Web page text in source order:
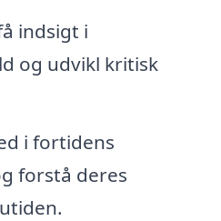
indsigt i
og udvikl kritisk
i fortidens
forstå deres